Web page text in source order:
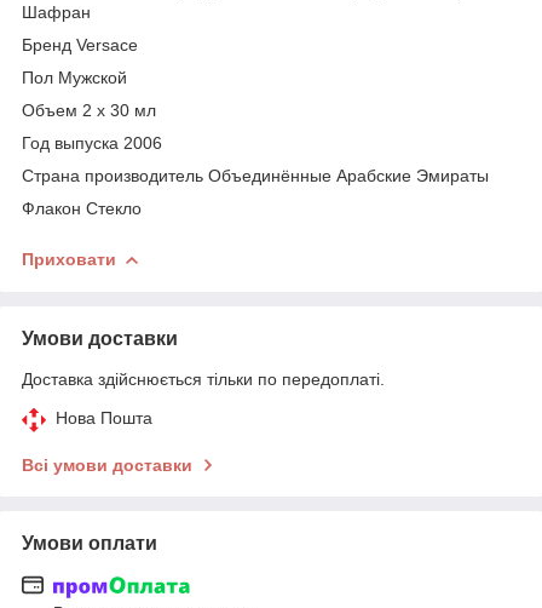
Шафран
Бренд Versace
Пол Мужской
Объем 2 x 30 мл
Год выпуска 2006
Страна производитель Объединённые Арабские Эмираты
Флакон Стекло
Приховати
Умови доставки
Доставка здійснюється тільки по передоплаті.
Нова Пошта
Всі умови доставки
Умови оплати